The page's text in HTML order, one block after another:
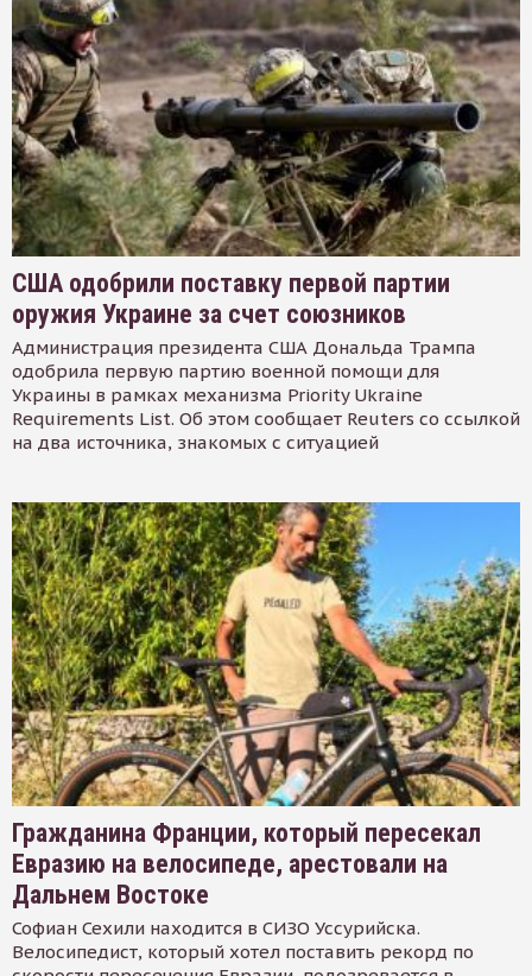
США одобрили поставку первой партии
оружия Украине за счет союзников
Администрация президента США Дональда Трампа
одобрила первую партию военной помощи для
Украины в рамках механизма Priority Ukraine
Requirements List. Об этом сообщает Reuters со ссылкой
на два источника, знакомых с ситуацией
Гражданина Франции, который пересекал
Евразию на велосипеде, арестовали на
Дальнем Востоке
Софиан Сехили находится в СИЗО Уссурийска.
Велосипедист, который хотел поставить рекорд по